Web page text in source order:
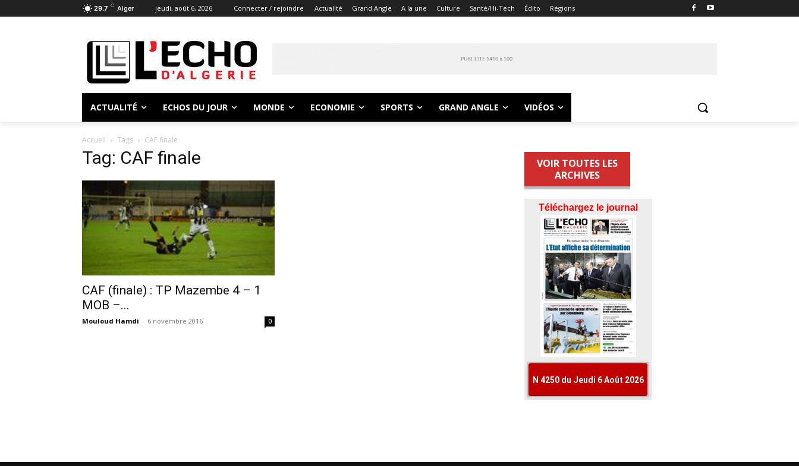
29.7 C Alger jeudi, août 6, 2026 Connecter / rejoindre Actualité Grand Angle A la une Culture Santé/Hi-Tech Édito Régions
ACTUALITÉ ECHOS DU JOUR MONDE ECONOMIE SPORTS GRAND ANGLE VIDÉOS
Accueil Tags CAF finale
Tag: CAF finale
CAF (finale) : TP Mazembe 4 – 1
MOB –...
Mouloud Hamdi - 6 novembre 2016 0
VOIR TOUTES LES
ARCHIVES